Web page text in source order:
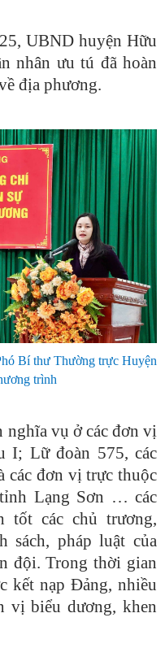
UBND huyện Hữu
nhân ưu tú đã hoàn
địa phương.
Bí thư Thường trực Huyện
trình
vụ ở các đơn vị
I; Lữ đoàn 575, các
các đơn vị trực thuộc
Lạng Sơn … các
tốt các chủ trương,
sách, pháp luật của
đội. Trong thời gian
kết nạp Đảng, nhiều
vị biểu dương, khen